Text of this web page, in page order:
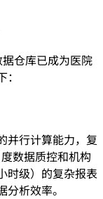
仓库已成为医院
并行计算能力，复
数据质控和机构
时级）的复杂报表
析效率。